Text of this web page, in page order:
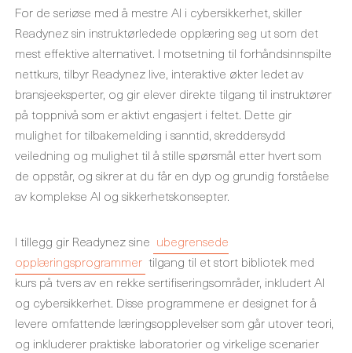
For de seriøse med å mestre AI i cybersikkerhet, skiller
Readynez sin instruktørledede opplæring seg ut som det
mest effektive alternativet. I motsetning til forhåndsinnspilte
nettkurs, tilbyr Readynez live, interaktive økter ledet av
bransjeeksperter, og gir elever direkte tilgang til instruktører
på toppnivå som er aktivt engasjert i feltet. Dette gir
mulighet for tilbakemelding i sanntid, skreddersydd
veiledning og mulighet til å stille spørsmål etter hvert som
de oppstår, og sikrer at du får en dyp og grundig forståelse
av komplekse AI og sikkerhetskonsepter.
I tillegg gir Readynez sine ubegrensede
opplæringsprogrammer tilgang til et stort bibliotek med
kurs på tvers av en rekke sertifiseringsområder, inkludert AI
og cybersikkerhet. Disse programmene er designet for å
levere omfattende læringsopplevelser som går utover teori,
og inkluderer praktiske laboratorier og virkelige scenarier